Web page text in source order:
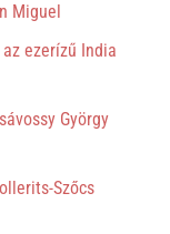
Miguel
az ezerízű India
György
Szőcs